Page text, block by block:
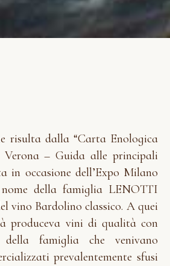
risulta dalla “Carta Enologica
– Guida alle principali
in occasione dell’Expo Milano
della famiglia LENOTTI
vino Bardolino classico. A quei
produceva vini di qualità con
famiglia che venivano
prevalentemente sfusi